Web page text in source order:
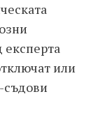
или
съдови